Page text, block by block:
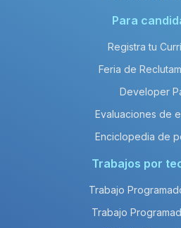
Para
Registra tu
Feria de
Developer
Evaluaciones de
Enciclopedia de
Trabajos por
Trabajo
Trabajo